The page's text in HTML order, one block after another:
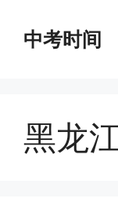
中考时间
黑龙